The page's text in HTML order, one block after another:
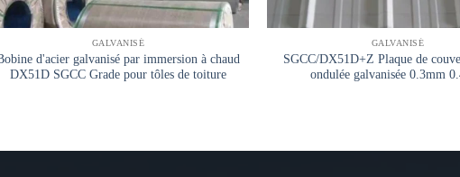
GALVANISÉ
d'acier galvanisé par immersion à chaud
DX51D SGCC Grade pour tôles de toiture
GALVANISÉ
SGCC/DX51D+Z Plaque de
ondulée galvanisée 0.3mm